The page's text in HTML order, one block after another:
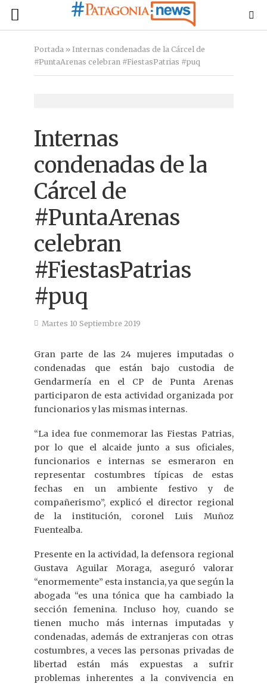
Portada» Internas condenadas de la Cárcel de
#PuntaArenas celebran #FiestasPatrias #puq
Internas
condenadas de la
Cárcel de
#PuntaArenas
celebran
#FiestasPatrias
#puq
Martes 10 Septiembre 2019
Gran parte de las 24 mujeres imputadas o
condenadas que están bajo custodia de
Gendarmería en el CP de Punta Arenas
participaron de esta actividad organizada por
funcionarios y las mismas internas.
“La idea fue conmemorar las Fiestas Patrias,
por lo que el alcaide junto a sus oficiales,
funcionarios e internas se esmeraron en
representar costumbres típicas de estas
fechas en un ambiente festivo y de
compañerismo”, explicó el director regional
de la institución, coronel Luis Muñoz
Fuentealba.
Presente en la actividad, la defensora regional
Gustava Aguilar Moraga, aseguró valorar
“enormemente” esta instancia, ya que según la
abogada “es una tónica que ha cambiado la
sección femenina. Incluso hoy, cuando se
tienen mucho más internas imputadas y
condenadas, además de extranjeras con otras
costumbres, a veces las personas privadas de
libertad están más expuestas a sufrir
problemas inherentes a la convivencia en